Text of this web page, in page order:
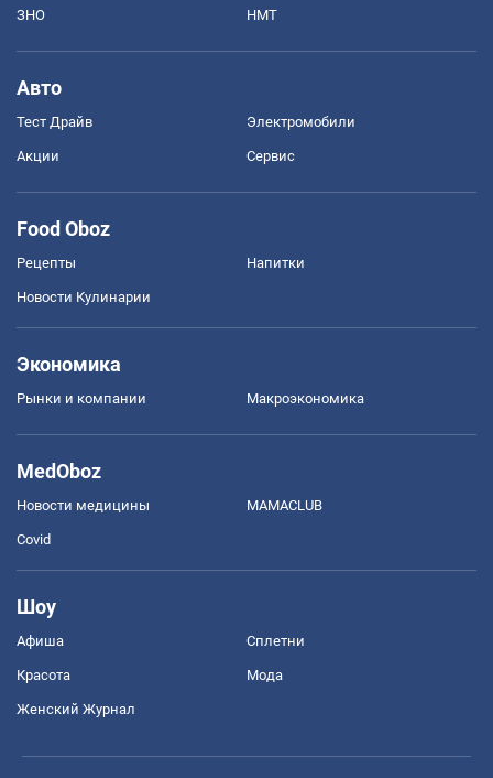
ЗНО НМТ
Авто
Тест Драйв Электромобили
Акции Сервис
Food Oboz
Рецепты Напитки
Новости Кулинарии
Экономика
Рынки и компании Mакроэкономика
MedOboz
Новости медицины MAMACLUB
Covid
Шоу
Афиша Сплетни
Красота Мода
Женский Журнал